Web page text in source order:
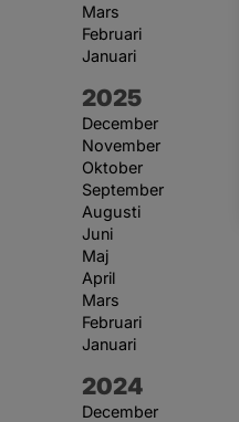
Mars
Februari
Januari
År:
2025
December
November
Oktober
September
Augusti
Juni
Maj
April
Mars
Februari
Januari
År:
2024
December